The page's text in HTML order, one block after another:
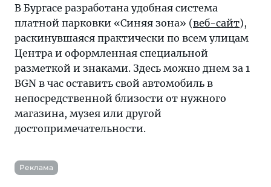
В Бургасе разработана удобная система
платной парковки «Синяя зона» (веб-сайт),
раскинувшаяся практически по всем улицам
Центра и оформленная специальной
разметкой и знаками. Здесь можно днем за 1
BGN в час оставить свой автомобиль в
непосредственной близости от нужного
магазина, музея или другой
достопримечательности.
Реклама